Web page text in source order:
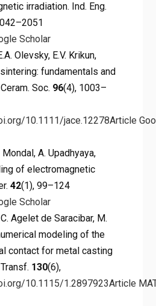
irradiation. Ind. Eng.
Scholar
Olevsky, E.V. Krikun,
fundamentals and
Soc. 96(4), 1003–
10.1111/jace.12278Article
Mondal, A. Upadhyaya,
of electromagnetic
42(1), 99–124
Scholar
Agelet de Saracibar, M.
modeling of the
contact for metal casting
130(6),
10.1115/1.2897923Article